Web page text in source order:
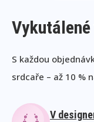
S každou
srdcaře – až 10 %
V